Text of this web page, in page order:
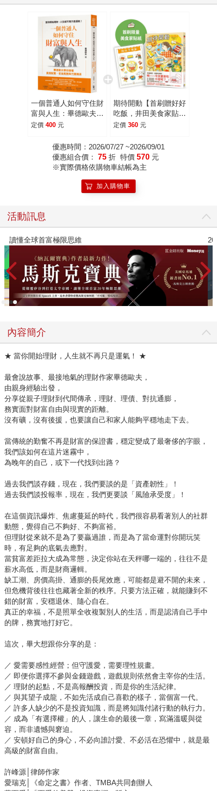
一個普通人如何守住財
富與人生：畢德歐夫帶
你搞懂資產配置、老後
定價 400 元
期待開動【首刷贈好好
吃飯，井田美食家貼
紙】
定價 360 元
優惠時間：2026/07/27 ~2026/09/01
優惠組合價： 75 折 特價 570 元
※實際價格依購物車結帳為主
加入購物車
活動訊息
讀懂全球首富極限思維
內容簡介
★ 當你開始理財，人生就不再只是運氣！ ★
最會說故事、最接地氣的理財作家畢德歐夫，
由親身經驗出發，
分享從親子理財到代間傳承，理財、理債、對抗通膨，
務實面對財富自由與現實的距離。
沒有礦，沒有後援，也要讓自己和家人能夠平穩地走下去。
當傳統的勤奮不再是財富的保證書，穩定變成了最奢侈的字眼，
我們該如何在這片迷霧中，
為晚年的自己，或下一代找到出路？
過去我們談存錢，現在，我們要談的是「資產韌性」！
過去我們談投報率，現在，我們更要談「風險承受度」！
在這個資訊爆炸、焦慮蔓延的時代，我們很容易看著別人的社群
動態，覺得自己不夠好、不夠富裕。
但理財從來就不是為了要贏過誰，而是為了當命運對你開玩笑
時，有足夠的底氣去應對。
當貧富差距拉大成為常態，決定你站在天秤哪一端的，往往不是
薪水高低，而是財商邏輯。
缺工潮、房價高掛、通膨的長尾效應，可能都是避不開的未來，
但危機背後往往也藏著全新的秩序。只要方法正確，就能賺到不
錯的財富，安穩退休、隨心自在。
真正的幸福，不是照單全收複製別人的生活，而是認清自己手中
的牌，務實地打好它。
這次，畢大想跟你分享的是：
／ 愛需要感性經營；但守護愛，需要理性規畫。
／ 即便你選擇不參與金錢遊戲，遊戲規則依然會主宰你的生活。
／ 理財的起點，不是高報酬投資，而是你的生活紀律。
／ 與其望子成龍，不如先活成自己喜歡的樣子，當個富一代。
／ 許多人缺少的不是投資知識，而是將知識付諸行動的執行力。
／ 成為「有選擇權」的人，讓生命的最後一章，寫滿溫暖與從
容，而非遺憾與窘迫。
／ 安頓好自己的身心，不必向誰討愛、不必活在恐懼中，就是最
高級的財富自由。
許峰源│律師作家
愛瑞克│《命定之書》作者、TMBA共同創辦人